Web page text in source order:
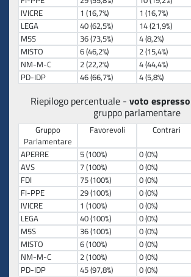
IVICRE
1 (16,7%) 1 (16,7%)
LEGA
40 (62,5%) 14 (21,9%)
M5S
36 (73,5%) 4 (8,2%)
MISTO
6 (46,2%) 2 (15,4%)
NM-M-C
2 (22,2%) 4 (44,4%)
PD-IDP
46 (66,7%) 4 (5,8%)
Riepilogo percentuale - voto espresso
gruppo parlamentare
Gruppo
Parlamentare
Favorevoli Contrari
APERRE
5 (100%) 0 (0%)
AVS
7 (100%) 0 (0%)
FDI
75 (100%) 0 (0%)
FI-PPE
29 (100%) 0 (0%)
IVICRE
1 (100%) 0 (0%)
LEGA
40 (100%) 0 (0%)
M5S
36 (100%) 0 (0%)
MISTO
6 (100%) 0 (0%)
NM-M-C
2 (100%) 0 (0%)
PD-IDP
45 (97,8%) 0 (0%)